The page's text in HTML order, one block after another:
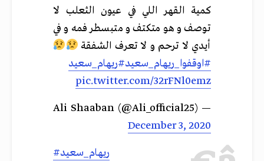
كمية القهر اللي في عيون الثعلب لا
توصف و هو متكتف و متبسطر فمه و في
أيدي لا ترحم و لا تعرف الشفقة
#اوقفوا_ريهام_سعيد#ريهام_سعيد
pic.twitter.com/32rFNl0emz
— Ali Shaaban (@Ali_official25)
December 3, 2020
#ريهام_سعيد